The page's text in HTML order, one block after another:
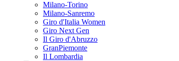
Milano-Torino
Milano-Sanremo
Giro d'Italia Women
Giro Next Gen
Il Giro d'Abruzzo
GranPiemonte
Il Lombardia